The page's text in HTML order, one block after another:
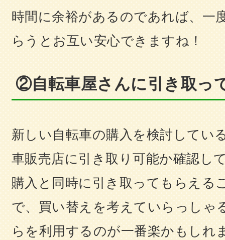
時間に余裕があるのであれば、一
らうとお互い安心できますね！
②自転車屋さんに引き取っ
新しい自転車の購入を検討してい
車販売店に引き取り可能か確認し
購入と同時に引き取ってもらえる
で、買い替えを考えていらっしゃ
らを利用するのが一番楽かもしれ